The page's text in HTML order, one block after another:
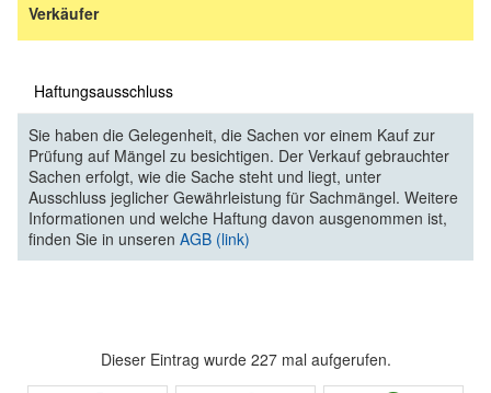
Verkäufer
Haftungsausschluss
Sie haben die Gelegenheit, die Sachen vor einem Kauf zur
Prüfung auf Mängel zu besichtigen. Der Verkauf gebrauchter
Sachen erfolgt, wie die Sache steht und liegt, unter
Ausschluss jeglicher Gewährleistung für Sachmängel. Weitere
Informationen und welche Haftung davon ausgenommen ist,
finden Sie in unseren AGB (link)
Dieser Eintrag wurde 227 mal aufgerufen.